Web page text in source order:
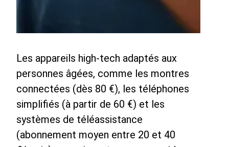
Les appareils high-tech adaptés aux
personnes âgées, comme les montres
connectées (dès 80 €), les téléphones
simplifiés (à partir de 60 €) et les
systèmes de téléassistance
(abonnement moyen entre 20 et 40